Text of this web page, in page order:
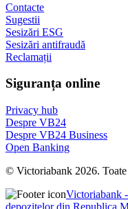
Contacte
Sugestii
Sesizări ESG
Sesizări antifraudă
Reclamații
Siguranța online
Privacy hub
Despre VB24
Despre VB24 Business
Open Banking
© Victoriabank 2026. Toate
Victoriabank -